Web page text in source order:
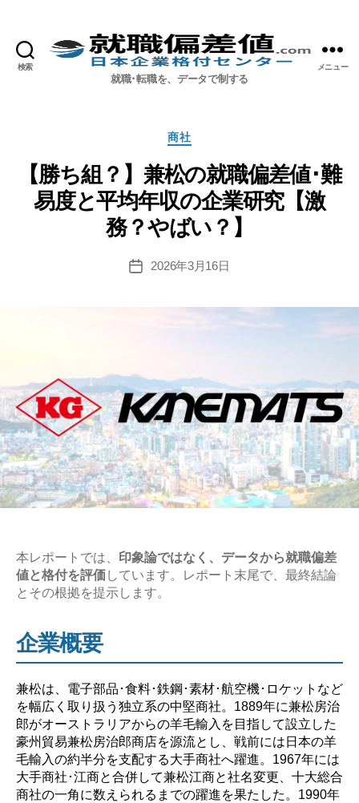
検索 就職偏差値.com【公式】
就職･転職を、データで制する
メニュー
カ
ゴ
リ
ー
商社
【勝ち組？】兼松の就職偏差値･難
易度と平均年収の企業研究【激
務？やばい？】
投
2026年3月16日
本レポートでは、
印象論ではなく、データから就職偏差
値と格付を評価しています。レポート末尾で、最終結論
とその根拠を提示します。
企業概要
兼松は、電子部品･食料･鉄鋼･素材･航空機･ロケットなど
を幅広く取り扱う独立系の中堅商社。1889年に兼松房治
郎がオーストラリアからの羊毛輸入を目指して設立した
豪州貿易兼松房治郎商店を源流とし、戦前には日本の羊
毛輸入の約半分を支配する大手商社へ躍進。1967年には
大手商社･江商と合併して兼松江商と社名変更、十大総合
商社の一角に数えられるまでの躍進を果たした。1990年